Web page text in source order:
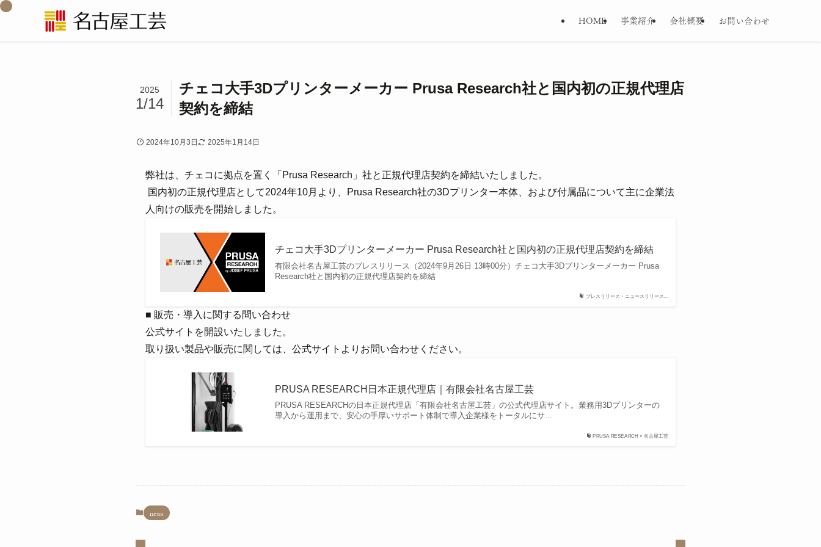
HOME 事業紹介 会社概要 お問い合わせ
チェコ大手3Dプリンターメーカー Prusa Research社と国内初の正規代理店
契約を締結
2025
1/14
2024年10月3日 2025年1月14日
弊社は、チェコに拠点を置く「Prusa Research」社と正規代理店契約を締結いたしました。
国内初の正規代理店として2024年10月より、Prusa Research社の3Dプリンター本体、および付属品について主に企業法
人向けの販売を開始しました。
プレスリリース・ニュースリリース...
チェコ大手3Dプリンターメーカー Prusa Research社と国内初の正規代理店契約を締結
有限会社名古屋工芸のプレスリリース（2024年9月26日 13時00分）チェコ大手3Dプリンターメーカー Prusa
Research社と国内初の正規代理店契約を締結
■ 販売・導入に関する問い合わせ
公式サイトを開設いたしました。
取り扱い製品や販売に関しては、公式サイトよりお問い合わせください。
PRUSA RESEARCH × 名古屋工芸
PRUSA RESEARCH日本正規代理店｜有限会社名古屋工芸
PRUSA RESEARCHの日本正規代理店「有限会社名古屋工芸」の公式代理店サイト。業務用3Dプリンターの
導入から運用まで、安心の手厚いサポート体制で導入企業様をトータルにサ...
news